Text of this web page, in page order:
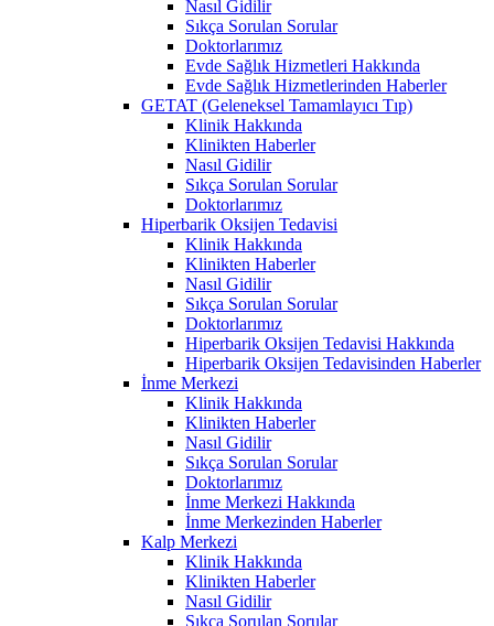
Nasıl Gidilir
Sıkça Sorulan Sorular
Doktorlarımız
Evde Sağlık Hizmetleri Hakkında
Evde Sağlık Hizmetlerinden Haberler
GETAT (Geleneksel Tamamlayıcı Tıp)
Klinik Hakkında
Klinikten Haberler
Nasıl Gidilir
Sıkça Sorulan Sorular
Doktorlarımız
Hiperbarik Oksijen Tedavisi
Klinik Hakkında
Klinikten Haberler
Nasıl Gidilir
Sıkça Sorulan Sorular
Doktorlarımız
Hiperbarik Oksijen Tedavisi Hakkında
Hiperbarik Oksijen Tedavisinden Haberler
İnme Merkezi
Klinik Hakkında
Klinikten Haberler
Nasıl Gidilir
Sıkça Sorulan Sorular
Doktorlarımız
İnme Merkezi Hakkında
İnme Merkezinden Haberler
Kalp Merkezi
Klinik Hakkında
Klinikten Haberler
Nasıl Gidilir
Sıkça Sorulan Sorular